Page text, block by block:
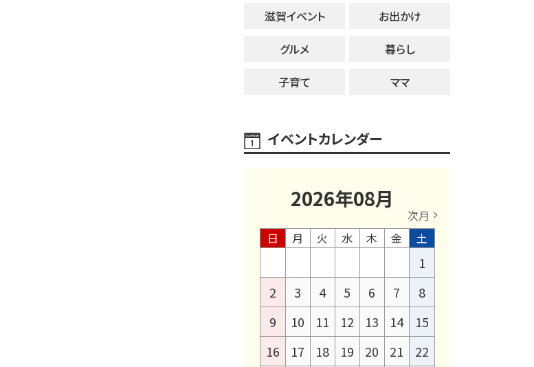
滋賀イベント
お出かけ
グルメ
暮らし
子育て
ママ
イベントカレンダー
2026年08月
次月
日
月 火 水 木 金 土
1
2
3 4 5 6 7
8
9
10 11 12 13 14
15
16
17 18 19 20 21
22